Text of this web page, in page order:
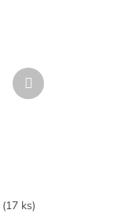
(17 ks)
Další
produkt